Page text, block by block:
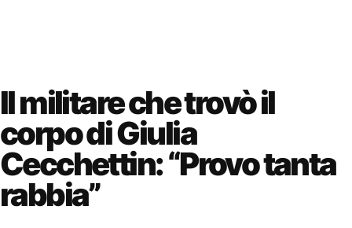
Il militare che trovò il
corpo di Giulia
Cecchettin: “Provo tanta
rabbia”